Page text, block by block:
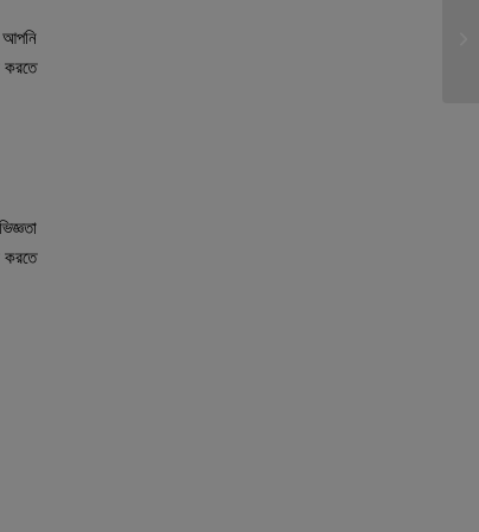
আপনি
করতে
করতে